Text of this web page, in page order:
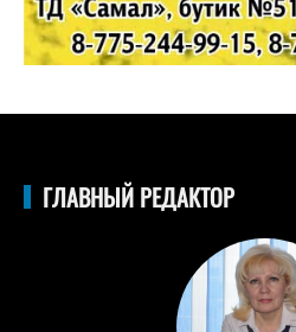
ГЛАВНЫЙ РЕДАКТОР